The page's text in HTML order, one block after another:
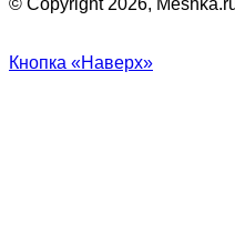
© Copyright 2026,
Кнопка «Наверх»